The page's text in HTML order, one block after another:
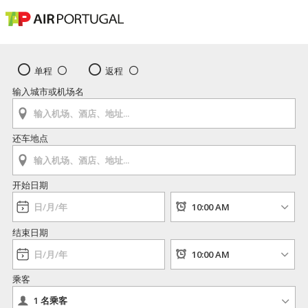
单程
返程
输入城市或机场名
还车地点
开始日期
结束日期
乘客